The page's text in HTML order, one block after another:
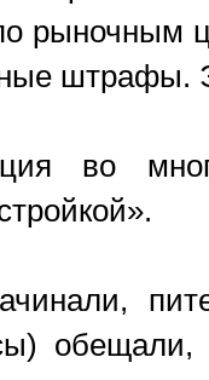
рыночным
штрафы.
во